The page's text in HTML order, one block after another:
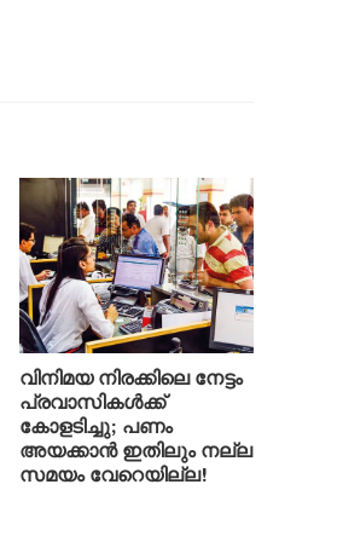
വിനിമയ നിരക്കിലെ നേട്ടം
പ്രവാസികൾക്ക്
കോളടിച്ചു; പണം
അയക്കാൻ ഇതിലും നല്ല
സമയം വേറെയില്ല!